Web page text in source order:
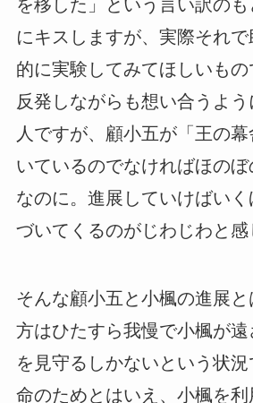
を移した」という言い訳の
にキスしますが、実際それ
的に実験してみてほしいもの
反発しながらも想い合うよ
人ですが、顧小五が「王の
いているのでなければほの
なのに。進展していけばい
づいてくるのがじわじわと感
そんな顧小五と小楓の進展
方はひたすら我慢で小楓が
を見守るしかないという状
命のためとはいえ、小楓を